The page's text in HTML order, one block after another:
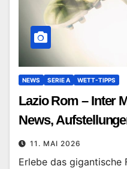
NEWS SERIE A WETT-TIPPS
Lazio Rom – Inter
News,
11. MAI 2026
Erlebe das gigantische